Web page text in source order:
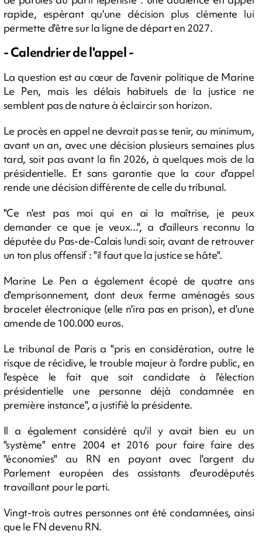
rapide, espérant qu'une décision plus clémente lui
permette d'être sur la ligne de départ en 2027.
- Calendrier de l'appel -
La question est au cœur de l'avenir politique de Marine
Le Pen, mais les délais habituels de la justice ne
semblent pas de nature à éclaircir son horizon.
Le procès en appel ne devrait pas se tenir, au minimum,
avant un an, avec une décision plusieurs semaines plus
tard, soit pas avant la fin 2026, à quelques mois de la
présidentielle. Et sans garantie que la cour d'appel
rende une décision différente de celle du tribunal.
"Ce n'est pas moi qui en ai la maîtrise, je peux
demander ce que je veux...", a d'ailleurs reconnu la
députée du Pas-de-Calais lundi soir, avant de retrouver
un ton plus offensif : "il faut que la justice se hâte".
Marine Le Pen a également écopé de quatre ans
d'emprisonnement, dont deux ferme aménagés sous
bracelet électronique (elle n'ira pas en prison), et d'une
amende de 100.000 euros.
Le tribunal de Paris a "pris en considération, outre le
risque de récidive, le trouble majeur à l'ordre public, en
l'espèce le fait que soit candidate à l'élection
présidentielle une personne déjà condamnée en
première instance", a justifié la présidente.
Il a également considéré qu'il y avait bien eu un
"système" entre 2004 et 2016 pour faire faire des
"économies" au RN en payant avec l'argent du
Parlement européen des assistants d'eurodéputés
travaillant pour le parti.
Vingt-trois autres personnes ont été condamnées, ainsi
que le FN devenu RN.